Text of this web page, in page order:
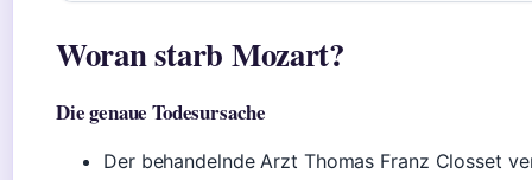
Woran starb Mozart?
Die genaue Todesursache
Der behandelnde Arzt Thomas Franz Closset